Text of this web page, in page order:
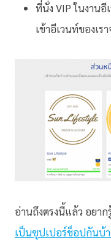
ที่นั่ง VIP ในงานอี
เข้าอีเวนท์ของเ
อ่านถึงตรงนี้แล้ว อยาก
เป็นซุปเปอร์ช็อปกันบ้